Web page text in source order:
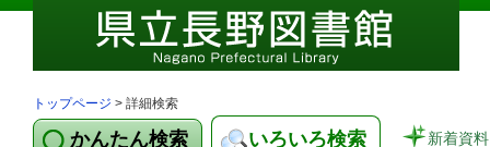
トップページ > 詳細検索
かんたん検索 いろいろ検索 新着資料